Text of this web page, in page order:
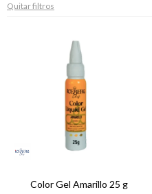
Quitar filtros
Color Gel Amarillo 25 g